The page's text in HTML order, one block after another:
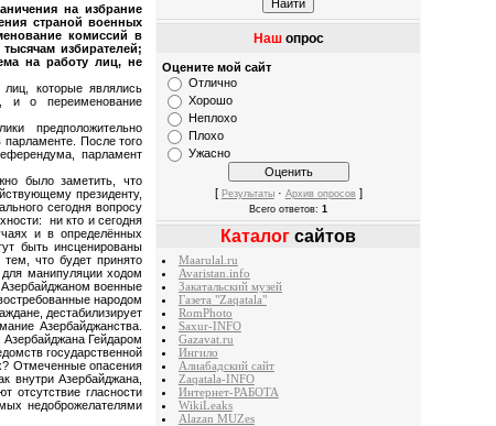
на избрание
страной военных
комиссий в
избирателей;
на работу лиц, не
которые являлись
и о переименование
предположительно
После того
парламент
было заметить, что
президенту,
сегодня вопросу
ни кто и сегодня
и в определённых
быть инсценированы
что будет принято
манипуляции ходом
Азербайджаном военные
народом
дестабилизирует
Азербайджанства.
Гейдаром
государственной
Отмеченные опасения
внутри Азербайджана,
отсутствие гласности
недоброжелателями
Нашопрос
Оцените мой сайт
Отлично
Хорошо
Неплохо
Плохо
Ужасно
[ Результаты· Архив опросов]
Всего ответов:1
Каталогсайтов
Maarulal.ru
Avaristan.info
Закатальский музей
Газета "Zaqatala"
RomPhoto
Saxur-INFO
Gazavat.ru
Ингило
Алиабадский сайт
Zaqatala-INFO
Интернет-РАБОТА
WikiLeaks
Alazan MUZes